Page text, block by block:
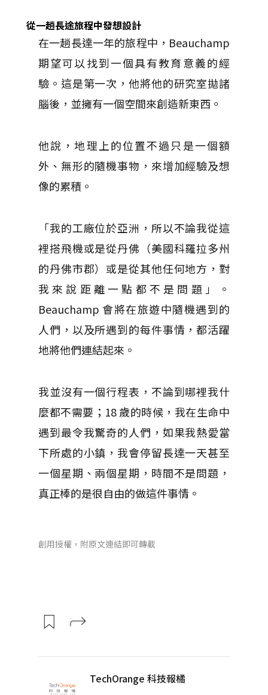
從一趟長途旅程中發想設計
在一趟長達一年的旅程中，Beauchamp
期望可以找到一個具有教育意義的經
驗。這是第一次，他將他的研究室拋諸
腦後，並擁有一個空間來創造新東西。
他說，地理上的位置不過只是一個額
外、無形的隨機事物，來增加經驗及想
像的累積。
「我的工廠位於亞洲，所以不論我從這
裡搭飛機或是從丹佛（美國科羅拉多州
的丹佛市郡）或是從其他任何地方，對
我來說距離一點都不是問題」。
Beauchamp 會將在旅遊中隨機遇到的
人們，以及所遇到的每件事情，都活躍
地將他們連結起來。
我並沒有一個行程表，不論到哪裡我什
麼都不需要；18 歲的時候，我在生命中
遇到最令我驚奇的人們，如果我熱愛當
下所處的小鎮，我會停留長達一天甚至
一個星期、兩個星期，時間不是問題，
真正棒的是很自由的做這件事情。
創用授權，附原文連結即可轉載
TechOrange 科技報橘